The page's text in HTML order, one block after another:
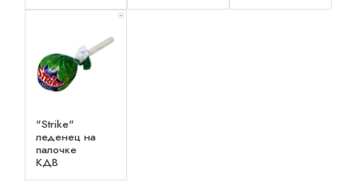
x 1
"Strike"
леденец на
палочке
КДВ